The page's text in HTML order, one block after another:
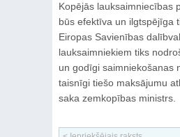
Kopējās lauksaimniecības
būs efektīva un ilgtspējīga
Eiropas Savienības
lauksaimniekiem tiks
un godīgi saimniekošanas
taisnīgi tiešo maksājumu
saka zemkopības ministrs.